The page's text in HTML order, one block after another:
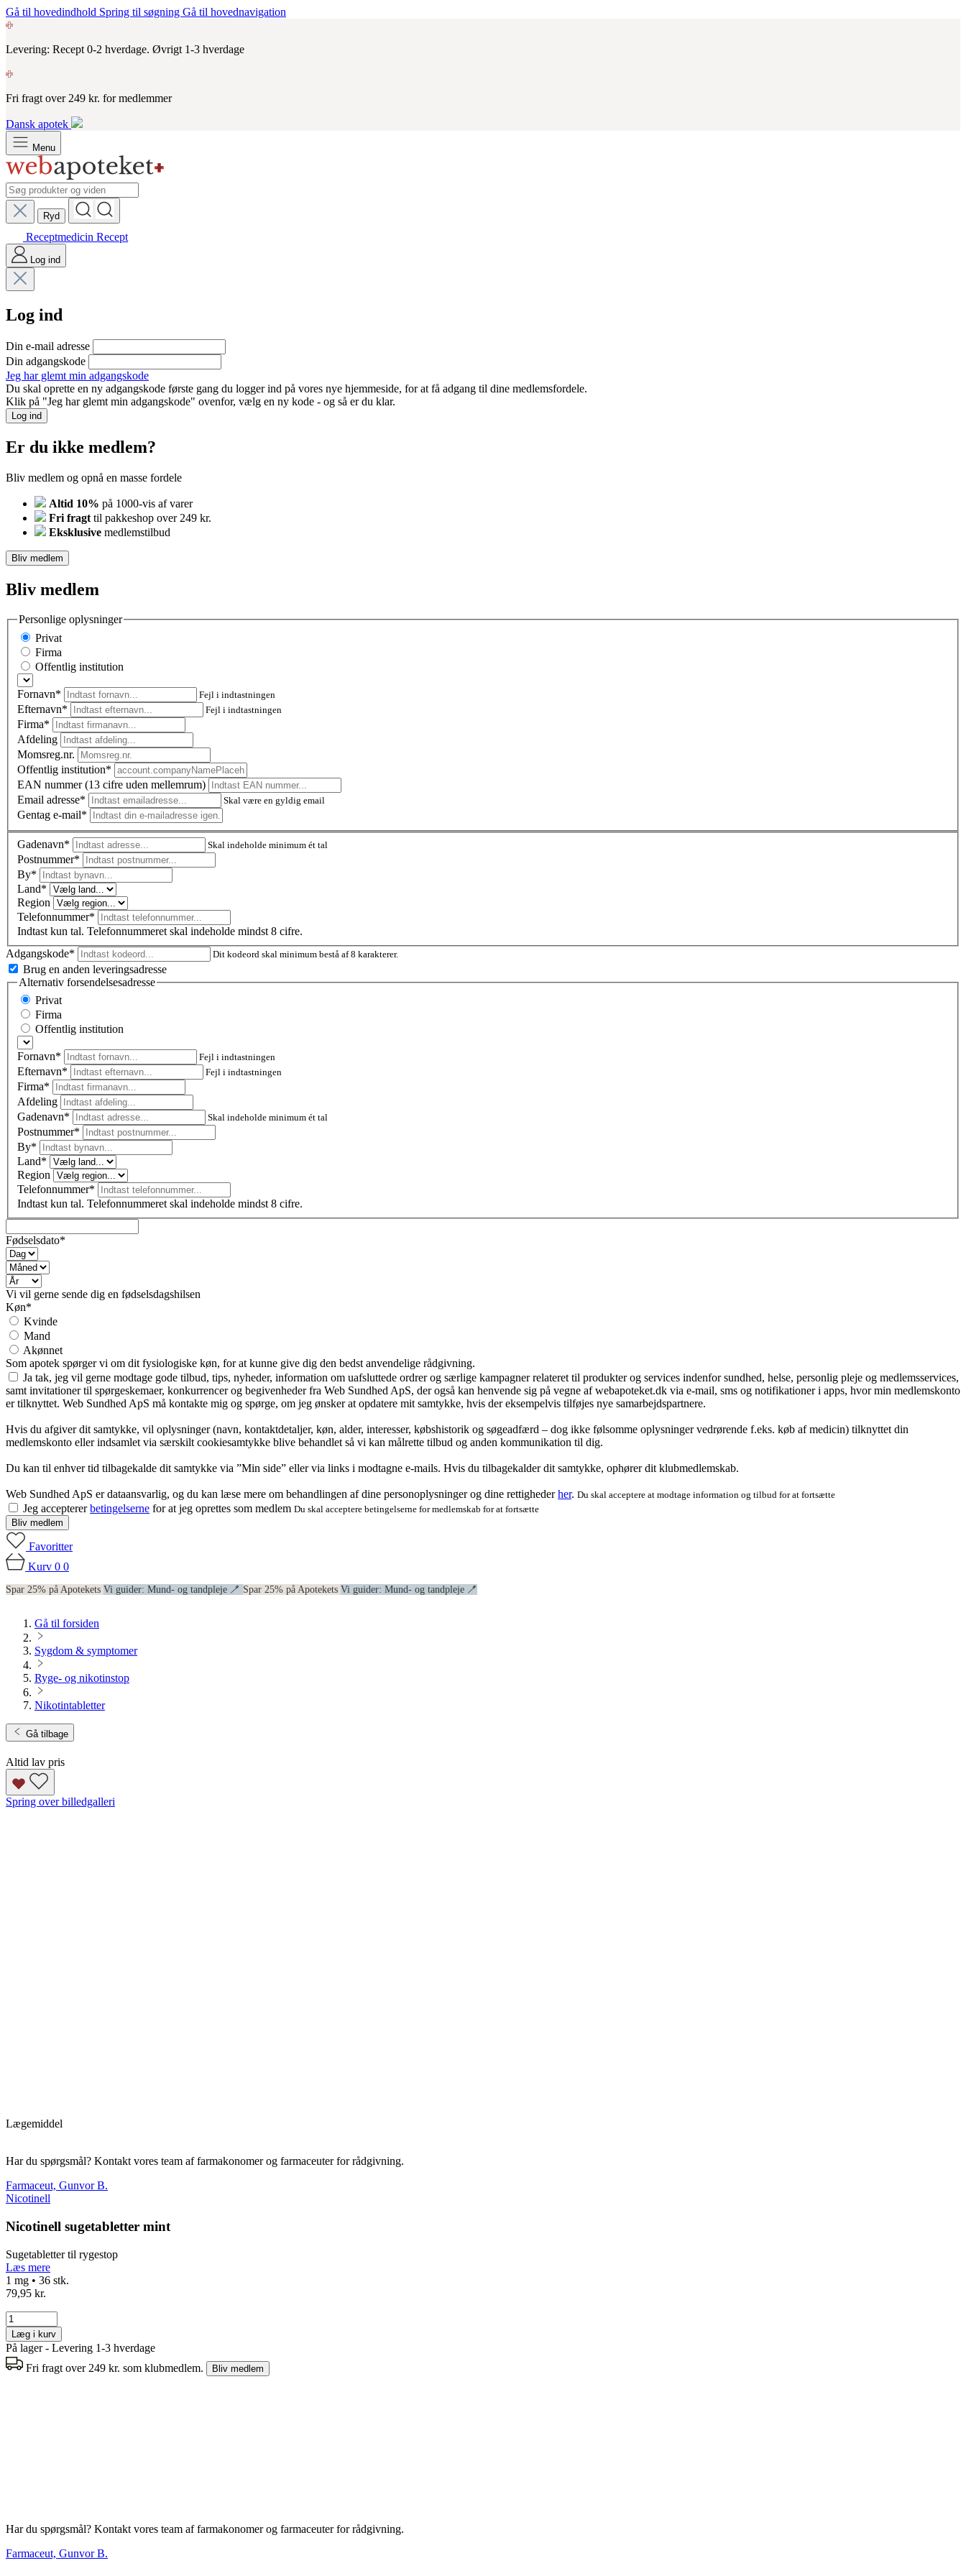
Gå til hovedindhold Spring til søgning Gå til hovednavigation
Levering: Recept 0-2 hverdage. Øvrigt 1-3 hverdage
Fri fragt over 249 kr. for medlemmer
Dansk apotek
Menu
Ryd
Receptmedicin Recept
Log ind
Log ind
Din e-mail adresse
Din adgangskode
Jeg har glemt min adgangskode
Du skal oprette en ny adgangskode første gang du logger ind på vores nye hjemmeside, for at få adgang til dine medlemsfordele.
Klik på "Jeg har glemt min adgangskode" ovenfor, vælg en ny kode - og så er du klar.
Log ind
Er du ikke medlem?
Bliv medlem og opnå en masse fordele
Altid 10% på 1000-vis af varer
Fri fragt til pakkeshop over 249 kr.
Eksklusive medlemstilbud
Bliv medlem
Bliv medlem
Personlige oplysninger
Privat
Firma
Offentlig institution
Fornavn* Fejl i indtastningen
Efternavn* Fejl i indtastningen
Firma*
Afdeling
Momsreg.nr.
Offentlig institution*
EAN nummer (13 cifre uden mellemrum)
Email adresse*
Skal være en gyldig email
Gentag e-mail*
Gadenavn* Skal indeholde minimum ét tal
Postnummer*
By*
Land*
Region
Telefonnummer*
Indtast kun tal. Telefonnummeret skal indeholde mindst 8 cifre.
Adgangskode*
Dit kodeord skal minimum bestå af 8 karakterer.
Brug en anden leveringsadresse
Alternativ forsendelsesadresse
Privat
Firma
Offentlig institution
Fornavn* Fejl i indtastningen
Efternavn* Fejl i indtastningen
Firma*
Afdeling
Gadenavn*
Skal indeholde minimum ét tal
Postnummer*
By*
Land*
Region
Telefonnummer*
Indtast kun tal. Telefonnummeret skal indeholde mindst 8 cifre.
Fødselsdato*
Vi vil gerne sende dig en fødselsdagshilsen
Køn*
Kvinde
Mand
Akønnet
Som apotek spørger vi om dit fysiologiske køn, for at kunne give dig den bedst anvendelige rådgivning.
Ja tak, jeg vil gerne modtage gode tilbud, tips, nyheder, information om uafsluttede ordrer og særlige kampagner relateret til produkter og services indenfor sundhed, helse, personlig pleje og medlemsservices,
samt invitationer til spørgeskemaer, konkurrencer og begivenheder fra Web Sundhed ApS, der også kan henvende sig på vegne af webapoteket.dk via e-mail, sms og notifikationer i apps, hvor min medlemskonto
er tilknyttet. Web Sundhed ApS må kontakte mig og spørge, om jeg ønsker at opdatere mit samtykke, hvis der eksempelvis tilføjes nye samarbejdspartnere.
Hvis du afgiver dit samtykke, vil oplysninger (navn, kontaktdetaljer, køn, alder, interesser, købshistorik og søgeadfærd – dog ikke følsomme oplysninger vedrørende f.eks. køb af medicin) tilknyttet din
medlemskonto eller indsamlet via særskilt cookiesamtykke blive behandlet så vi kan målrette tilbud og anden kommunikation til dig.
Du kan til enhver tid tilbagekalde dit samtykke via ”Min side” eller via links i modtagne e-mails. Hvis du tilbagekalder dit samtykke, ophører dit klubmedlemskab.
Web Sundhed ApS er dataansvarlig, og du kan læse mere om behandlingen af dine personoplysninger og dine rettighederher. Du skal acceptere at modtage information og tilbud for at fortsætte
Jeg acceptererbetingelserne for at jeg oprettes som medlem Du skal acceptere betingelserne for medlemskab for at fortsætte
Bliv medlem
Favoritter
Kurv 0 0
Spar 25% på Apotekets Vi guider: Mund- og tandpleje 🪥 Spar 25% på Apotekets Vi guider: Mund- og tandpleje 🪥
Gå til forsiden
Sygdom & symptomer
Ryge- og nikotinstop
Nikotintabletter
Gå tilbage
Altid lav pris
Spring over billedgalleri
Lægemiddel
Har du spørgsmål? Kontakt vores team af farmakonomer og farmaceuter for rådgivning.
Farmaceut, Gunvor B.
Nicotinell
Nicotinell sugetabletter mint
Sugetabletter til rygestop
Læs mere
1 mg • 36 stk.
79,95 kr.
Læg i kurv
På lager - Levering 1-3 hverdage
Fri fragt over 249 kr. som klubmedlem.
Bliv medlem
Har du spørgsmål? Kontakt vores team af farmakonomer og farmaceuter for rådgivning.
Farmaceut, Gunvor B.